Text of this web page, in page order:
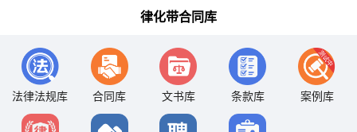
律化带合同库
法律法规库 合同库 文书库 条款库 案例库